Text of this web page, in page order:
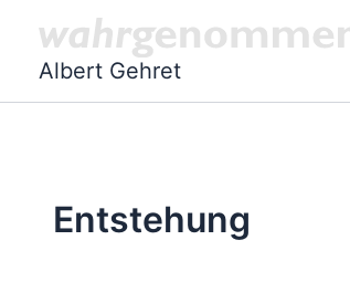
Inhalt
springenAlbert Gehret
Entstehung